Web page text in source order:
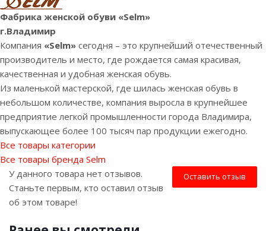
Фабрика женской обуви «Selm»
г.Владимир
Компания «Selm» сегодня – это крупнейший отечественный
производитель и место, где рождается самая красивая,
качественная и удобная женская обувь.
Из маленькой мастерской, где шилась женская обувь в
небольшом количестве, компания выросла в крупнейшее
предприятие легкой промышленности города Владимира,
выпускающее более 100 тысяч пар продукции ежегодно.
Все товары категории
Все товары бренда Selm
Оставить отзыв
У данного товара нет отзывов.
Станьте первым, кто оставил отзыв
об этом товаре!